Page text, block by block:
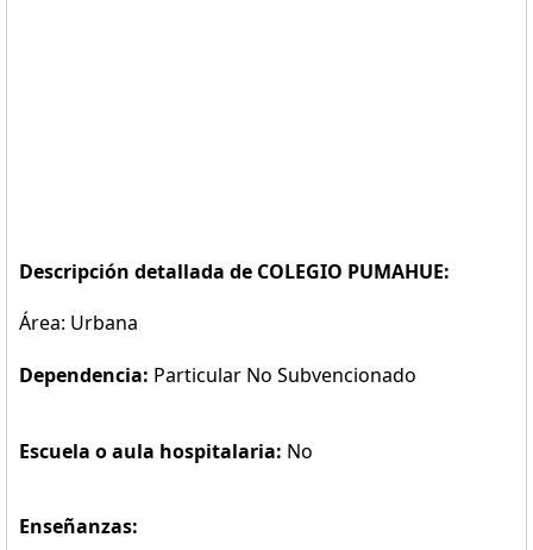
Descripción detallada de COLEGIO PUMAHUE:
Área: Urbana
Dependencia: Particular No Subvencionado
Escuela o aula hospitalaria: No
Enseñanzas: